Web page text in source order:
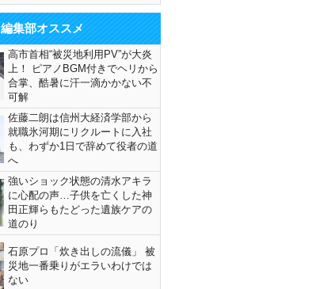
編集部オススメ
高市首相“被災地利用PV”が大炎
上！ ピアノBGM付きでヘリから
合掌、酷暑に汗一滴かかない不
可解
佐藤二朗は信州大経済学部から
就職氷河期にリクルートに入社
も、わずか1日で辞めて役者の道
へ
強いショック状態の清水アキラ
に心配の声…子供を亡くした神
田正輝らもたどった遺族ケアの
道のり
石原プロ「炊き出しの流儀」 被
災地一番乗りがエラいわけでは
ない